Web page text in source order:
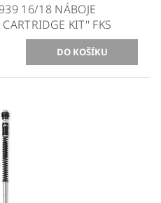
16/18 NÁBOJE
KIT'' FKS